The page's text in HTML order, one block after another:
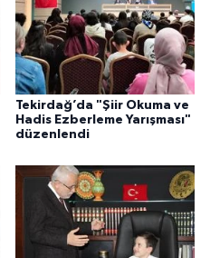
Tekirdağ’da "Şiir Okuma ve
Hadis Ezberleme Yarışması"
düzenlendi